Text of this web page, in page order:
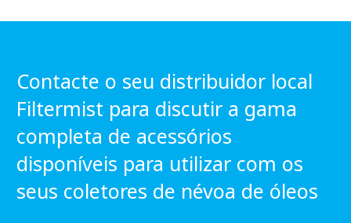
Contacte o seu distribuidor local
Filtermist para discutir a gama
completa de acessórios
disponíveis para utilizar com os
seus coletores de névoa de óleos